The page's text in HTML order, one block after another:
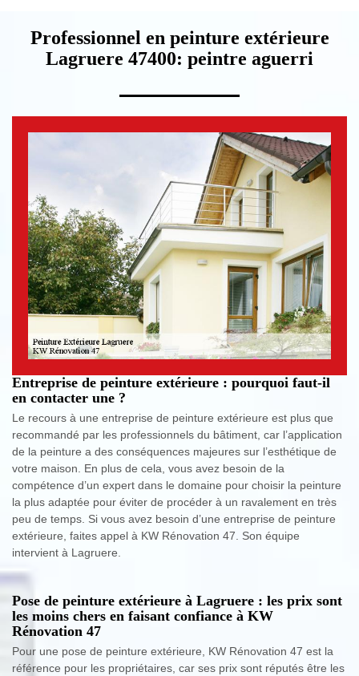
Professionnel en peinture extérieure
Lagruere 47400: peintre aguerri
Entreprise de peinture extérieure : pourquoi faut-il
en contacter une ?
Le recours à une entreprise de peinture extérieure est plus que
recommandé par les professionnels du bâtiment, car l’application
de la peinture a des conséquences majeures sur l’esthétique de
votre maison. En plus de cela, vous avez besoin de la
compétence d’un expert dans le domaine pour choisir la peinture
la plus adaptée pour éviter de procéder à un ravalement en très
peu de temps. Si vous avez besoin d’une entreprise de peinture
extérieure, faites appel à KW Rénovation 47. Son équipe
intervient à Lagruere.
Pose de peinture extérieure à Lagruere : les prix sont
les moins chers en faisant confiance à KW
Rénovation 47
Pour une pose de peinture extérieure, KW Rénovation 47 est la
référence pour les propriétaires, car ses prix sont réputés être les